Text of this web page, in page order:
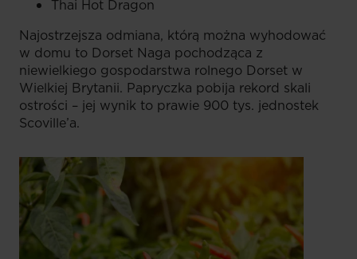
Thai Hot Dragon
Najostrzejsza odmiana, którą można wyhodować
w domu to Dorset Naga pochodząca z
niewielkiego gospodarstwa rolnego Dorset w
Wielkiej Brytanii. Papryczka pobija rekord skali
ostrości – jej wynik to prawie 900 tys. jednostek
Scoville’a.